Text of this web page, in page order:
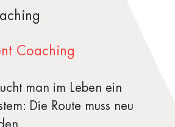
Coaching
man im Leben ein
Die Route muss neu